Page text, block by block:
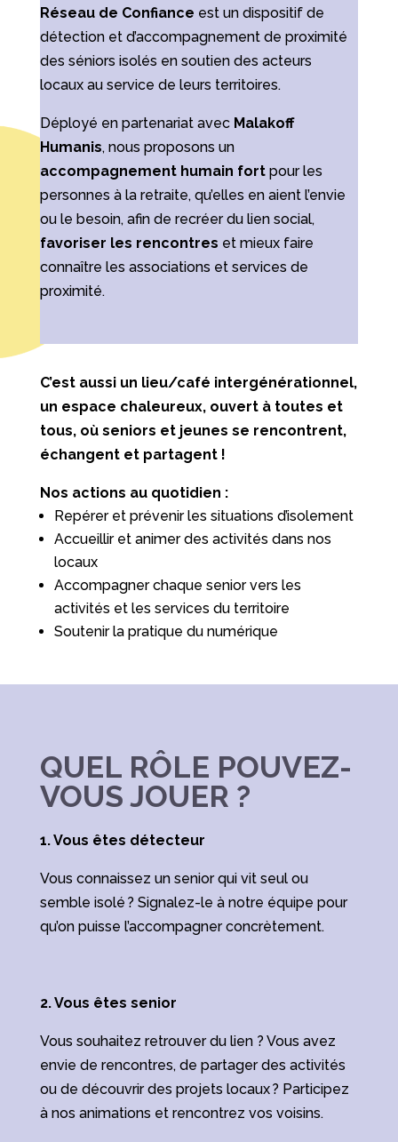
Réseau de Confiance est un dispositif de
détection et d’accompagnement de proximité
des séniors isolés en soutien des acteurs
locaux au service de leurs territoires.
Déployé en partenariat avec Malakoff
Humanis, nous proposons un
accompagnement humain fortpour les
personnes à la retraite, qu’elles en aient l’envie
ou le besoin, afin de recréer du lien social,
favoriser les rencontres et mieux faire
connaître les associations et services de
proximité.
C’est aussi un lieu/café intergénérationnel,
un espace chaleureux, ouvert à toutes et
tous, où seniors et jeunes se rencontrent,
échangent et partagent !
Nos actions au quotidien :
Repérer et prévenir les situations d’isolement
Accueillir et animer des activités dans nos
locaux
Accompagner chaque senior vers les
activités et les services du territoire
Soutenir la pratique du numérique
QUEL RÔLE POUVEZ-
VOUS JOUER ?
1. Vous êtes détecteur
Vous connaissez un senior qui vit seul ou
semble isolé ? Signalez-le à notre équipe pour
qu’on puisse l’accompagner concrètement.
2. Vous êtes senior
Vous souhaitez retrouver du lien ? Vous avez
envie de rencontres, de partager des activités
ou de découvrir des projets locaux ? Participez
à nos animations et rencontrez vos voisins.